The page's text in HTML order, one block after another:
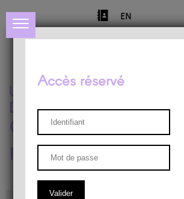
EN
Université de Liège
Département de philosophie
Centre de recherches
phénoménologiques
Accès réservé